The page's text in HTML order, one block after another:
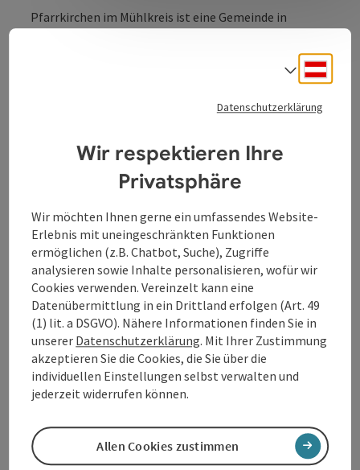
Pfarrkirchen im Mühlkreis ist eine Gemeinde in
Oberösterreich im Bezirk Rohrbach im oberen
Mühlviertel. Ursprünglich unter der Lehnshoheit der
Passauer Bischöfe, war das Gebiet während der
Napoleonischen Kriege mehrfach u.a. von Bayern
besetzt. Seit 1814 gehört der Ort endgültig zu
Kontakt
Öffnungszeiten
Anreise/Lage
Preise
Datenschutzerklärung
Wir respektieren Ihre
Privatsphäre
Wir möchten Ihnen gerne ein umfassendes Website-
Erlebnis mit uneingeschränkten Funktionen
ermöglichen (z.B. Chatbot, Suche), Zugriffe
analysieren sowie Inhalte personalisieren, wofür wir
Cookies verwenden. Vereinzelt kann eine
Datenübermittlung in ein Drittland erfolgen (Art. 49
(1) lit. a DSGVO). Nähere Informationen finden Sie in
unserer Datenschutzerklärung. Mit Ihrer Zustimmung
akzeptieren Sie die Cookies, die Sie über die
individuellen Einstellungen selbst verwalten und
jederzeit widerrufen können.
Allen Cookies zustimmen